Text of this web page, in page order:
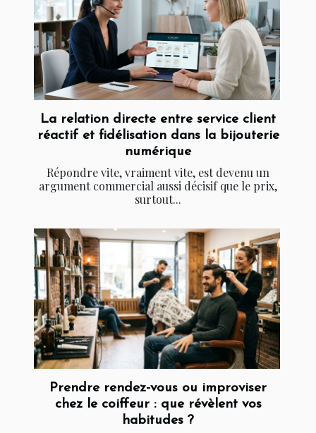
La relation directe entre service client
réactif et fidélisation dans la bijouterie
numérique
Répondre vite, vraiment vite, est devenu un
argument commercial aussi décisif que le prix,
surtout...
Prendre rendez-vous ou improviser
chez le coiffeur : que révèlent vos
habitudes ?